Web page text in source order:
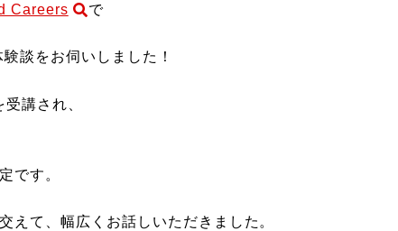
Careers
で
談をお伺いしました！
講され、
です。
えて、幅広くお話しいただきました。